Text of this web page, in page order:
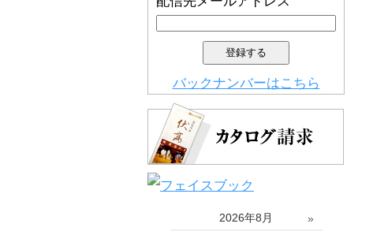
バックナンバーはこちら